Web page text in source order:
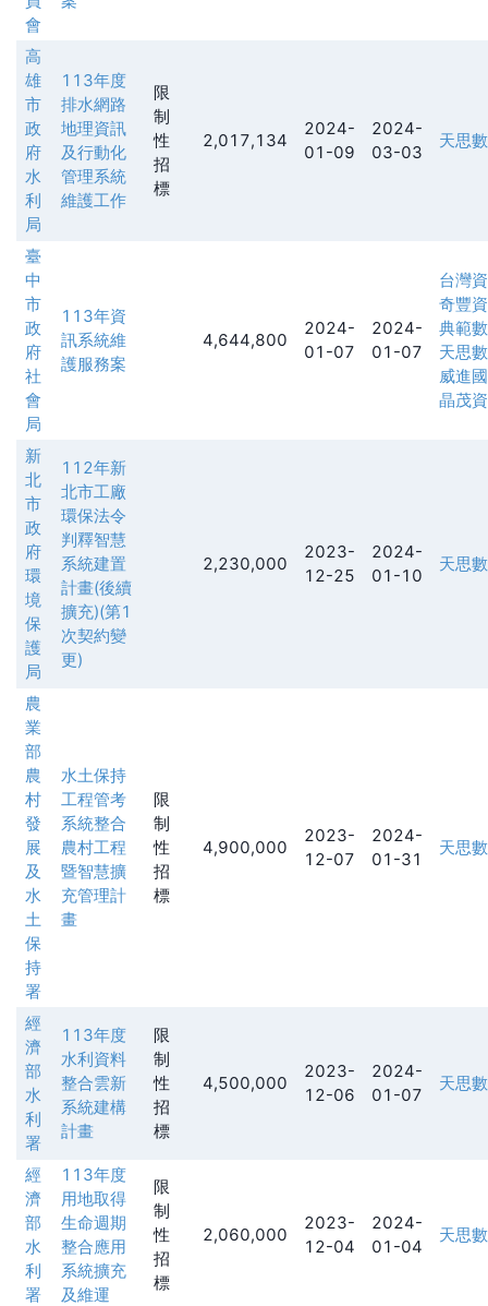
會
高
雄
市
政
府
水
利
局
113年度
排水網路
地理資訊
及行動化
管理系統
維護工作
限
制
性
招
標
2,017,134
2024-
01-09
2024-
03-03
天思
臺
中
市
政
府
社
會
局
113年資
訊系統維
護服務案
4,644,800
2024-
01-07
2024-
01-07
台灣
奇豐
典範
天思
威進
晶茂
新
北
市
政
府
環
境
保
護
局
112年新
北市工廠
環保法令
判釋智慧
系統建置
計畫(後續
擴充)(第1
次契約變
更)
2,230,000
2023-
12-25
2024-
01-10
天思
農
業
部
農
村
發
展
及
水
土
保
持
署
水土保持
工程管考
系統整合
農村工程
暨智慧擴
充管理計
畫
限
制
性
招
標
4,900,000
2023-
12-07
2024-
01-31
天思
經
濟
部
水
利
署
113年度
水利資料
整合雲新
系統建構
計畫
限
制
性
招
標
4,500,000
2023-
12-06
2024-
01-07
天思
經
濟
部
水
利
署
113年度
用地取得
生命週期
整合應用
系統擴充
及維運
限
制
性
招
標
2,060,000
2023-
12-04
2024-
01-04
天思